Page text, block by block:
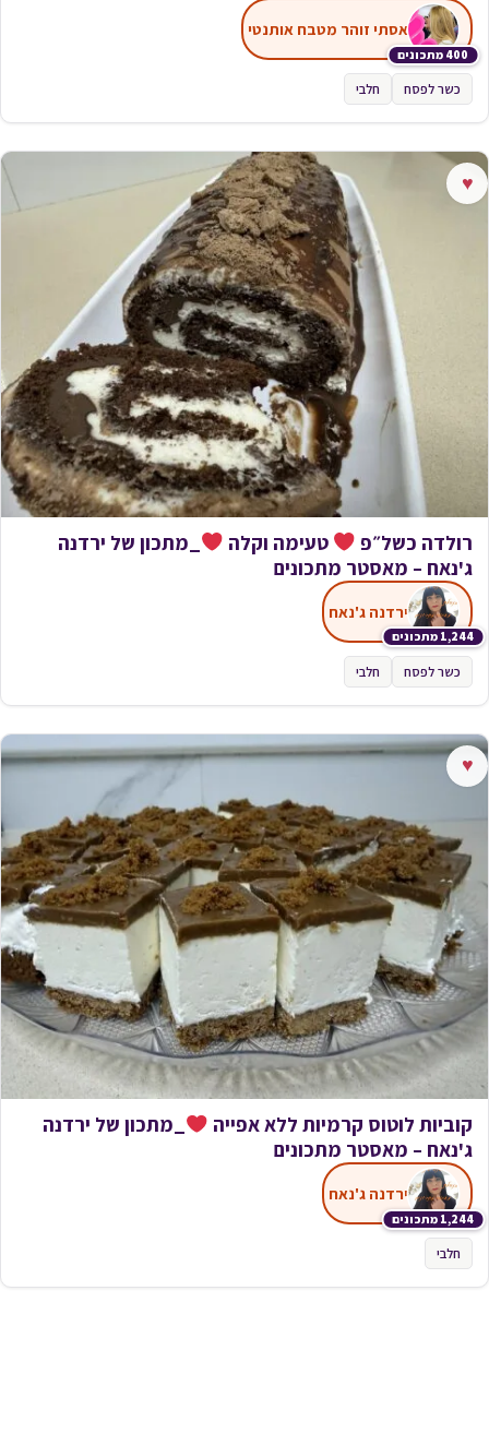
400 מתכונים
אסתי זוהר מטבח אותנטי
כשר לפסח חלבי
♥
רולדה כשל״פ טעימה וקלה
_מתכון של ירדנה
ג'נאח – מאסטר מתכונים
1,244 מתכונים
ירדנה ג'נאח
כשר לפסח חלבי
♥
קוביות לוטוס קרמיות ללא אפייה
_מתכון של ירדנה
ג'נאח – מאסטר מתכונים
1,244 מתכונים
ירדנה ג'נאח
חלבי